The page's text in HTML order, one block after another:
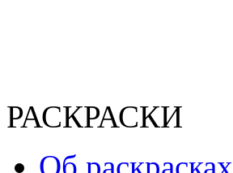
РАСКРАСКИ
Об раскрасках